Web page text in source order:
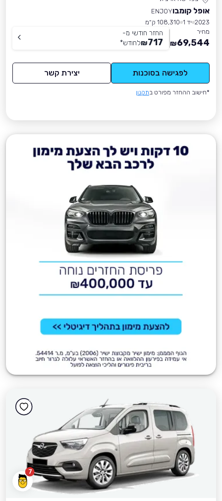
אופל קומבוENJOY
2023 יד 1
108,310 ק״מ
מחיר
69,544
₪
החזר חודשי מ-
717
₪לחודש*
לפגישה בסוכנות יצירת קשר
*חישוב ההחזר מפורט בתקנון
7